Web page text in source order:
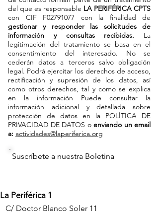
del que es responsable LA PERIFÉRICA CPTS
con CIF F02791077 con la finalidad de
gestionar y responder las solicitudes de
información y consultas recibidas. La
legitimación del tratamiento se basa en el
consentimiento del interesado. No se
cederán datos a terceros salvo obligación
legal. Podrá ejercitar los derechos de acceso,
rectificación y supresión de los datos, así
como otros derechos, tal y como se explica
en la información Puede consultar la
información adicional y detallada sobre
protección de datos en la POLÍTICA DE
PRIVACIDAD DE DATOS o enviando un email
a: actividades@laperiferica.org
Suscríbete a nuestra Boletina
La Periférica 1
C/ Doctor Blanco Soler 11